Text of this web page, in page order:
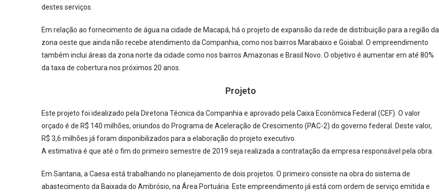
destes serviços.
Em relação ao fornecimento de água na cidade de Macapá, há o projeto de expansão da rede de distribuição para a região da
zona oeste que ainda não recebe atendimento da Companhia, como nos bairros Marabaixo e Goiabal. O empreendimento
também inclui áreas da zona norte da cidade como nos bairros Amazonas e Brasil Novo. O objetivo é aumentar em até 80%
da taxa de cobertura nos próximos 20 anos.
Projeto
Este projeto foi idealizado pela Diretoria Técnica da Companhia e aprovado pela Caixa Econômica Federal (CEF). O valor
orçado é de R$ 140 milhões, oriundos do Programa de Aceleração de Crescimento (PAC-2) do governo federal. Deste valor,
R$ 3,6 milhões já foram disponibilizados para a elaboração do projeto executivo.
A estimativa é que até o fim do primeiro semestre de 2019 seja realizada a contratação da empresa responsável pela obra.
Em Santana, a Caesa está trabalhando no planejamento de dois projetos. O primeiro consiste na obra do sistema de
abastecimento da Baixada do Ambrósio, na Área Portuária. Este empreendimento já está com ordem de serviço emitida e